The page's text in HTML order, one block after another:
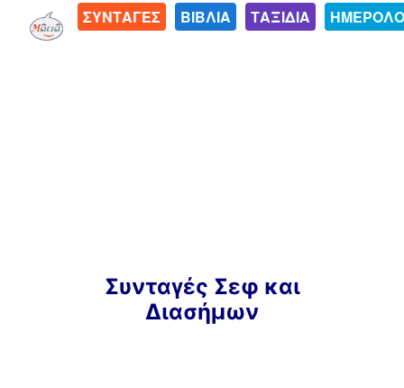
ΣΥΝΤΑΓΕΣ ΒΙΒΛΙΑ ΤΑΞΙΔΙΑ
Συνταγές Σεφ και
Διασήμων